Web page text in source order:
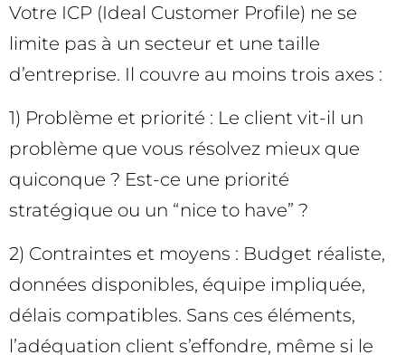
Votre ICP (Ideal Customer Profile) ne se
limite pas à un secteur et une taille
d’entreprise. Il couvre au moins trois axes :
1) Problème et priorité : Le client vit-il un
problème que vous résolvez mieux que
quiconque ? Est-ce une priorité
stratégique ou un “nice to have” ?
2) Contraintes et moyens : Budget réaliste,
données disponibles, équipe impliquée,
délais compatibles. Sans ces éléments,
l’adéquation client s’effondre, même si le